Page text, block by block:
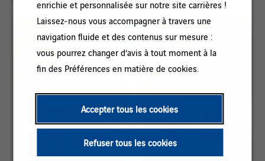
enrichie et personnalisée sur notre site carrières !
Laissez-nous vous accompagner à travers une
navigation fluide et des contenus sur mesure :
vous pourrez changer d’avis à tout moment à la
fin des Préférences en matière de cookies.
Accepter tous les cookies
Refuser tous les cookies